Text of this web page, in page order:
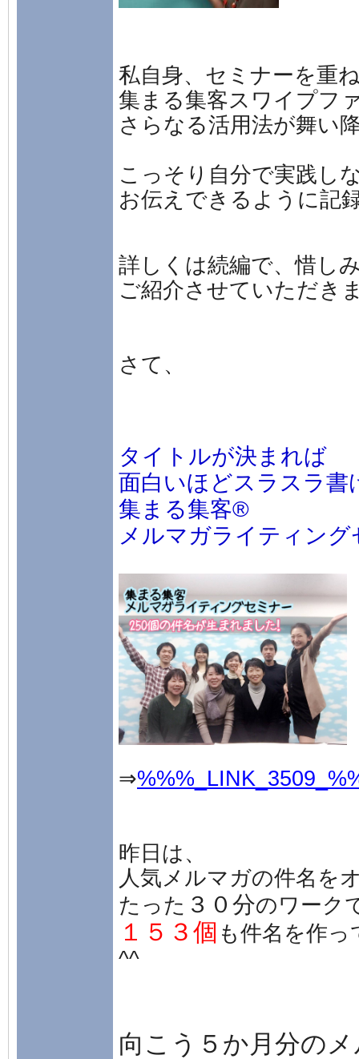
私自身、セミナーを重
集まる集客スワイプフ
さらなる活用法が舞い
こっそり自分で実践し
お伝えできるように記
詳しくは続編で、惜し
ご紹介させていただき
さて、
タイトルが決まれば
面白いほどスラスラ書
集まる集客®
メルマガライティング
⇒
昨日は、
人気メルマガの件名を
たった ３０分のワーク
１５３個 も件名を作
^^
向こう５か月分の